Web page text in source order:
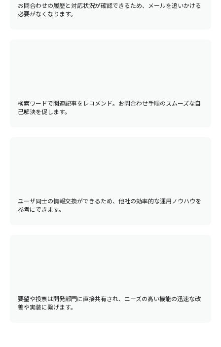
お問合わせの履歴と対応状況が確認できるため、メールを追いかける
必要がなくなります。
検索ワードで関連記事をレコメンド。お問合わせ手順のスムーズな自
己解決を促します。
ユーザ同士の情報交換ができるため、他社の効率的な運用ノウハウを
参考にできます。
要望や投票は開発部門に直接共有され、ニーズの高い機能の迅速な改
善や実装に繋げます。